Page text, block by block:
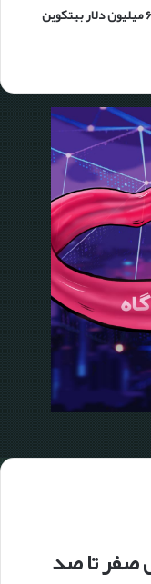
شرکت مایکرواستراتژی ۶۱۵ میلیون دلار بیتکوین